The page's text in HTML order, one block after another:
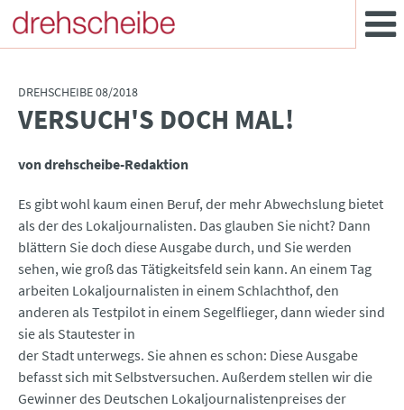
DREHSCHEIBE 08/2018
:VERSUCH'S DOCH MAL!
von drehscheibe-Redaktion
Es gibt wohl kaum einen Beruf, der mehr Abwechslung bietet
als der des Lokaljournalisten. Das glauben Sie nicht? Dann
blättern Sie doch diese Ausgabe durch, und Sie werden
sehen, wie groß das Tätigkeitsfeld sein kann. An einem Tag
arbeiten Lokaljournalisten in einem Schlachthof, den
anderen als Testpilot in einem Segelflieger, dann wieder sind
sie als Stautester in
der Stadt unterwegs. Sie ahnen es schon: Diese Ausgabe
befasst sich mit Selbstversuchen. Außerdem stellen wir die
Gewinner des Deutschen Lokaljournalistenpreises der